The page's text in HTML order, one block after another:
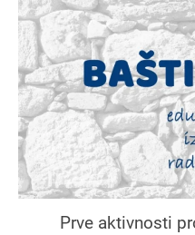
Prve aktivnosti